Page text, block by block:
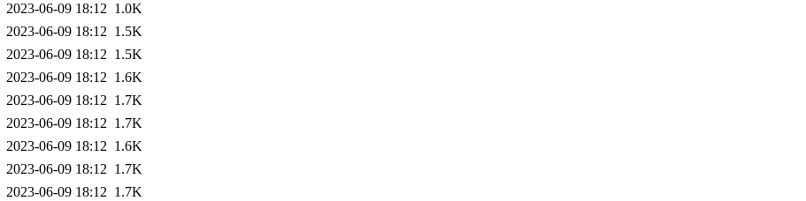
2023-06-09 18:12 1.0K
2023-06-09 18:12 1.5K
2023-06-09 18:12 1.5K
2023-06-09 18:12 1.6K
2023-06-09 18:12 1.7K
2023-06-09 18:12 1.7K
2023-06-09 18:12 1.6K
2023-06-09 18:12 1.7K
2023-06-09 18:12 1.7K